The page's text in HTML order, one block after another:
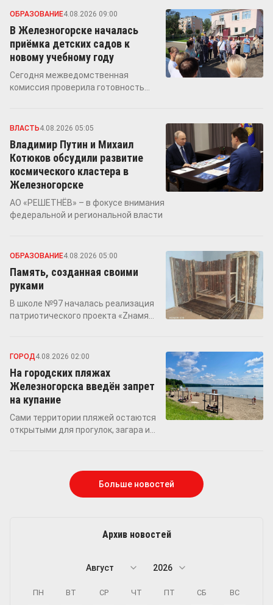
проектирования до ввода в
ОБРАЗОВАНИЕ4.08.2026 09:00
В Железногорске началась
приёмка детских садов к
новому учебному году
Сегодня межведомственная
комиссия проверила готовность
выявлено
ВЛАСТЬ4.08.2026 05:05
Владимир Путин и Михаил
Котюков обсудили развитие
космического кластера в
Железногорске
АО «РЕШЕТНЁВ» – в фокусе внимания
федеральной и региональной власти
ОБРАЗОВАНИЕ4.08.2026 05:00
Память, созданная своими
руками
В школе №97 началась реализация
патриотического проекта «Zнамя
ученики смогут узнать о событиях
подвигах защитников и сохранить
память о земляках.
ГОРОД4.08.2026 02:00
На городских пляжах
Железногорска введён запрет
на купание
Сами территории пляжей остаются
открытыми для прогулок, загара и
Больше новостей
Архив новостей
Август 2026
ПН ВТ СР ЧТ ПТ СБ ВС